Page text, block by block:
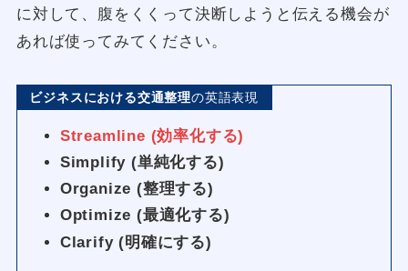
に対して、腹をくくって決断しようと伝える機会が
あれば使ってみてください。
ビジネスにおける交通整理の英語表現
Streamline (効率化する)
Simplify (単純化する)
Organize (整理する)
Optimize (最適化する)
Clarify (明確にする)